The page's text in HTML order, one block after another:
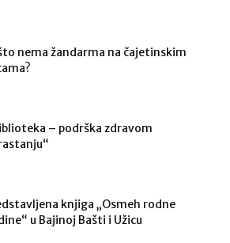
nema žandarma na čajetinskim
– podrška zdravom
knjiga „Osmeh rodne
u Bajinoj Bašti i Užicu